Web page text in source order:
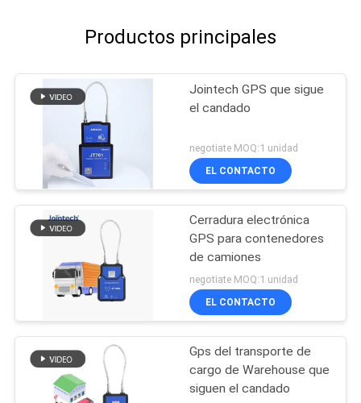
Productos principales
Jointech GPS que sigue
el candado
negotiate MOQ:1 unidad
EL CONTACTO
Cerradura electrónica
GPS para contenedores
de camiones
negotiate MOQ:1 unidad
EL CONTACTO
Gps del transporte de
cargo de Warehouse que
siguen el candado